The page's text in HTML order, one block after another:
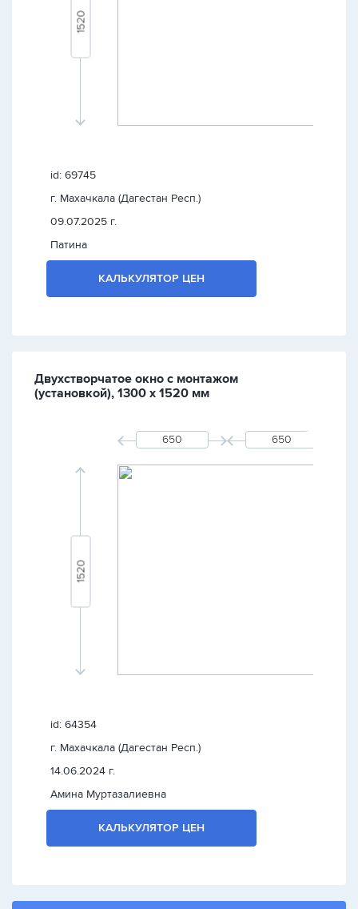
id: 69745
г. Махачкала (Дагестан Респ.)
09.07.2025 г.
Патина
КАЛЬКУЛЯТОР ЦЕН
Двухстворчатое окно с монтажом
(установкой), 1300 х 1520 мм
id: 64354
г. Махачкала (Дагестан Респ.)
14.06.2024 г.
Амина Муртазалиевна
КАЛЬКУЛЯТОР ЦЕН